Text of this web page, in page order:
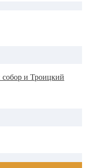
и Троицкий